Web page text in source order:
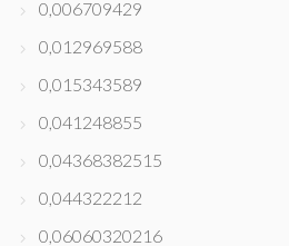
0,006709429
0,012969588
0,015343589
0,041248855
0,04368382515
0,044322212
0,06060320216